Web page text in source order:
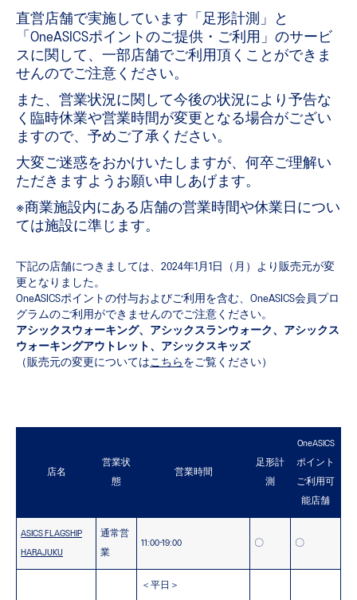
Sign In | Create Account
直営店舗で実施しています「足形計測」と
「OneASICSポイントのご提供・ご利用」のサービ
スに関して、一部店舗でご利用頂くことができま
せんのでご注意ください。
また、営業状況に関して今後の状況により予告な
く臨時休業や営業時間が変更となる場合がござい
ますので、予めご了承ください。
大変ご迷惑をおかけいたしますが、何卒ご理解い
ただきますようお願い申しあげます。
※商業施設内にある店舗の営業時間や休業日につい
ては施設に準じます。
下記の店舗につきましては、2024年1月1日（月）より販売元が変
更となりました。
OneASICSポイントの付与およびご利用を含む、OneASICS会員プロ
グラムのご利用ができませんのでご注意ください。
アシックスウォーキング、アシックスランウォーク、アシックス
ウォーキングアウトレット、アシックスキッズ
（販売元の変更についてはこちら をご覧ください）
店名
営業状
態
営業時間
足形計
測
OneASICS
ポイント
ご利用可
能店舗
ASICS FLAGSHIP
HARAJUKU
通常営
業
11:00-19:00 〇 〇
＜平日＞